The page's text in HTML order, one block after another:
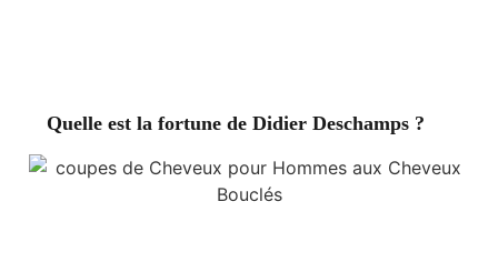
Quelle est la fortune de Didier Deschamps ?